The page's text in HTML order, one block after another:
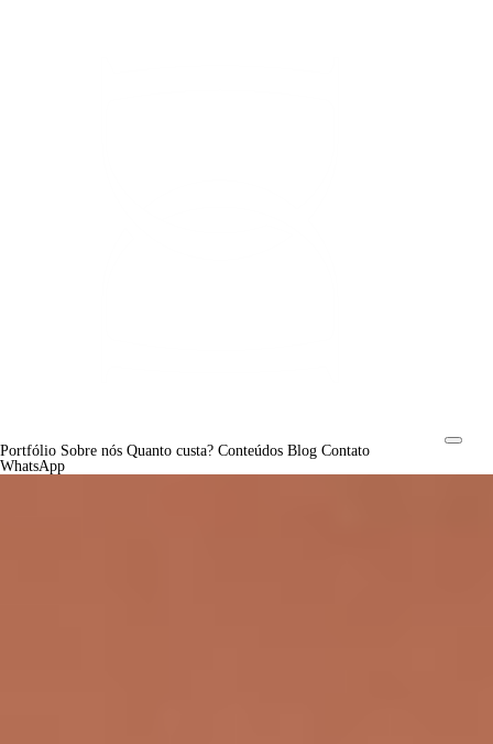
Portfólio Sobre nós Quanto custa? Conteúdos Blog Contato
WhatsApp